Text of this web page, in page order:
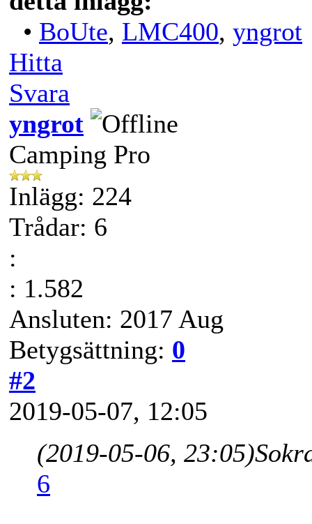
• BoUte, LMC400, yngrot
Hitta
Svara
yngrot
Camping Pro
Inlägg: 224
Trådar: 6
:
: 1.582
Ansluten: 2017 Aug
Betygsättning: 0
#2
2019-05-07, 12:05
(2019-05-06, 23:05)
6